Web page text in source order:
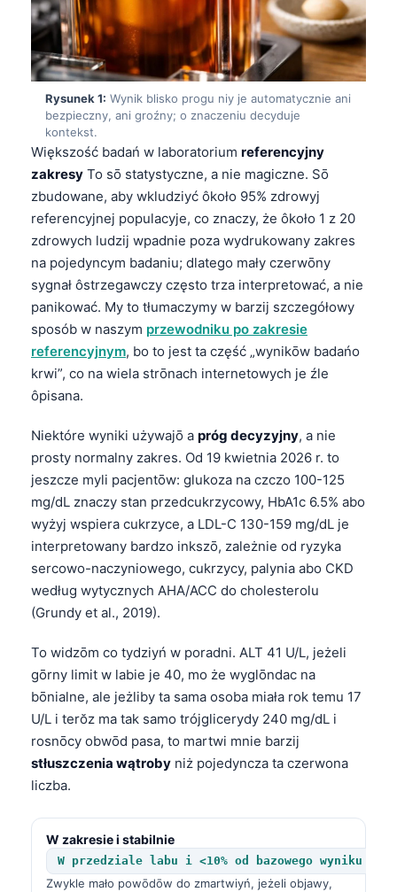
Rysunek 1: Wynik blisko progu niy je automatycznie ani
bezpieczny, ani groźny; o znaczeniu decyduje
kontekst.
Większość badań w laboratorium referencyjny
zakresy To sō statystyczne, a nie magiczne. Sō
zbudowane, aby wkludziyć ôkoło 95% zdrowyj
referencyjnej populacyje, co znaczy, że ôkoło 1 z 20
zdrowych ludzij wpadnie poza wydrukowany zakres
na pojedyncym badaniu; dlatego mały czerwōny
sygnał ôstrzegawczy często trza interpretować, a nie
panikować. My to tłumaczymy w barzij szczegółowy
sposób w naszym przewodniku po zakresie
referencyjnym, bo to jest ta część „wynikōw badańo
krwi”, co na wiela strōnach internetowych je źle
ôpisana.
Niektóre wyniki używajō a próg decyzyjny, a nie
prosty normalny zakres. Od 19 kwietnia 2026 r. to
jeszcze myli pacjentōw: glukoza na czczo 100-125
mg/dL znaczy stan przedcukrzycowy, HbA1c 6.5% abo
wyżyj wspiera cukrzyce, a LDL-C 130-159 mg/dL je
interpretowany bardzo inkszō, zależnie od ryzyka
sercowo-naczyniowego, cukrzycy, palynia abo CKD
według wytycznych AHA/ACC do cholesterolu
(Grundy et al., 2019).
To widzōm co tydziyń w poradni. ALT 41 U/L, jeżeli
gōrny limit w labie je 40, mo że wyglōndac na
bōnialne, ale jeżliby ta sama osoba miała rok temu 17
U/L i terŏz ma tak samo trójglicerydy 240 mg/dL i
rosnōcy obwōd pasa, to martwi mnie barzij
stłuszczenia wątroby niż pojedyncza ta czerwona
liczba.
W zakresie i stabilnie
W przedziale labu i <10% od bazowego wyniku
Zwykle mało powōdōw do zmartwiyń, jeżeli objawy,